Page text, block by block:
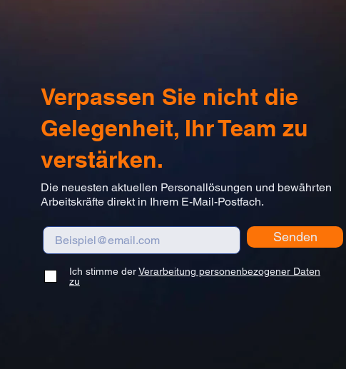
Verpassen Sie nicht die
Gelegenheit, Ihr Team zu
verstärken.
Die neuesten aktuellen Personallösungen und bewährten
Arbeitskräfte direkt in Ihrem E-Mail-Postfach.
Senden
Ich stimme derVerarbeitung personenbezogener Daten
zu